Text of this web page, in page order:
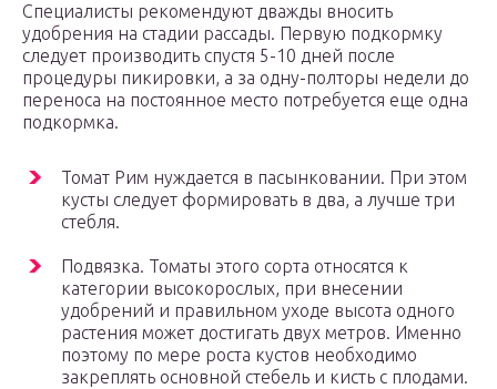
Специалисты рекомендуют дважды вносить
удобрения на стадии рассады. Первую подкормку
следует производить спустя 5-10 дней после
процедуры пикировки, а за одну-полторы недели до
переноса на постоянное место потребуется еще одна
подкормка.
Томат Рим нуждается в пасынковании. При этом
кусты следует формировать в два, а лучше три
стебля.
Подвязка. Томаты этого сорта относятся к
категории высокорослых, при внесении
удобрений и правильном уходе высота одного
растения может достигать двух метров. Именно
поэтому по мере роста кустов необходимо
закреплять основной стебель и кисть с плодами.